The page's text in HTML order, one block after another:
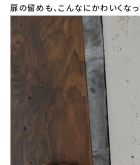
扉の留めも、こんなにかわいくな